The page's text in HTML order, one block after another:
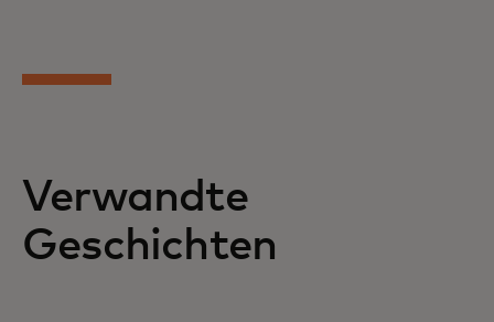
Verwandte
Geschichten